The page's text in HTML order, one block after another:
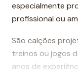
especialmente
profissional ou
São calções
treinos ou jogos
anos de